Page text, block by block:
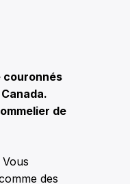
couronnés
de
des